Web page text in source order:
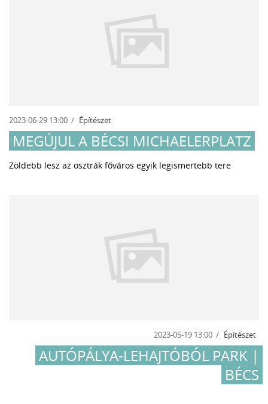
2023-06-29 13:00 Építészet
MEGÚJUL A BÉCSI MICHAELERPLATZ
Zöldebb lesz az osztrák főváros egyik legismertebb tere
2023-05-19 13:00 Építészet
AUTÓPÁLYA-LEHAJTÓBÓL PARK |
BÉCS